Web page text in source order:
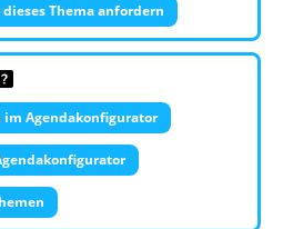
Thema anfordern
im Agendakonfigurator